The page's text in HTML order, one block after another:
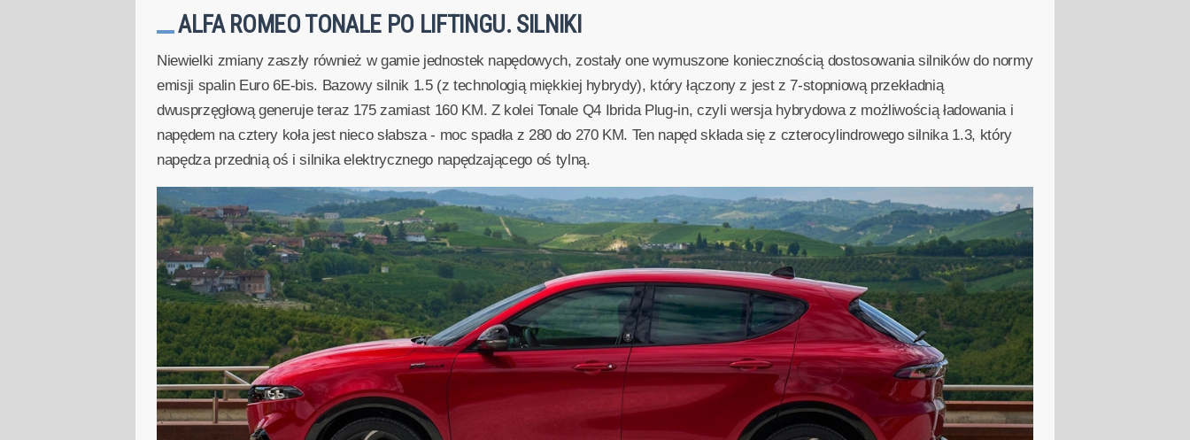
ALFA ROMEO TONALE PO LIFTINGU. SILNIKI
Niewielki zmiany zaszły również w gamie jednostek napędowych, zostały one wymuszone koniecznością dostosowania silników do normy
emisji spalin Euro 6E-bis. Bazowy silnik 1.5 (z technologią miękkiej hybrydy), który łączony z jest z 7-stopniową przekładnią
dwusprzęgłową generuje teraz 175 zamiast 160 KM. Z kolei Tonale Q4 Ibrida Plug-in, czyli wersja hybrydowa z możliwością ładowania i
napędem na cztery koła jest nieco słabsza - moc spadła z 280 do 270 KM. Ten napęd składa się z czterocylindrowego silnika 1.3, który
napędza przednią oś i silnika elektrycznego napędzającego oś tylną.